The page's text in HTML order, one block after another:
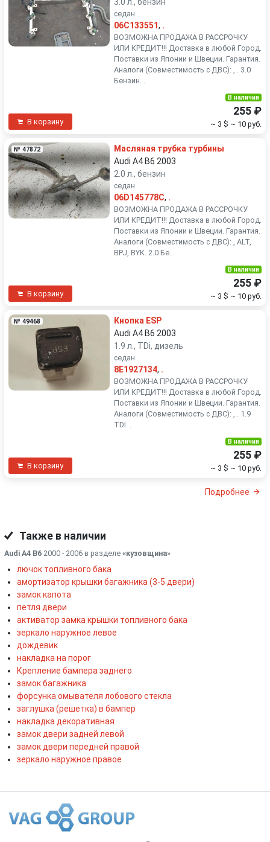
седан
06C133551, .
ВОЗМОЖНА ПРОДАЖА В РАССРОЧКУ
ИЛИ КРЕДИТ!!! Доставка в любой Город.
Поставки из Японии и Швеции. Гарантия.
Аналоги (Совместимость с ДВС): , . 3.0
Бензин. .
В корзину
В наличии
255 ₽
~ 3 $ ~ 10 руб.
№ 47872
Масляная трубка турбины
Audi A4 B6 2003
2.0 л., бензин
седан
06D145778C, .
ВОЗМОЖНА ПРОДАЖА В РАССРОЧКУ
ИЛИ КРЕДИТ!!! Доставка в любой Город.
Поставки из Японии и Швеции. Гарантия.
Аналоги (Совместимость с ДВС): , ALT,
BPJ, BYK. 2.0 Бе...
В корзину
В наличии
255 ₽
~ 3 $ ~ 10 руб.
№ 49468
Кнопка ESP
Audi A4 B6 2003
1.9 л., TDi, дизель
седан
8E1927134, .
ВОЗМОЖНА ПРОДАЖА В РАССРОЧКУ
ИЛИ КРЕДИТ!!! Доставка в любой Город.
Поставки из Японии и Швеции. Гарантия.
Аналоги (Совместимость с ДВС): , . 1.9
TDI. .
В корзину
В наличии
255 ₽
~ 3 $ ~ 10 руб.
Подробнее
Также в наличии
Audi A4 B6 2000 - 2006 в разделе «кузовщина»
лючок топливного бака
амортизатор крышки багажника (3-5 двери)
замок капота
петля двери
активатор замка крышки топливного бака
зеркало наружное левое
дождевик
накладка на порог
Крепление бампера заднего
замок багажника
форсунка омывателя лобового стекла
заглушка (решетка) в бампер
накладка декоративная
замок двери задней левой
замок двери передней правой
зеркало наружное правое